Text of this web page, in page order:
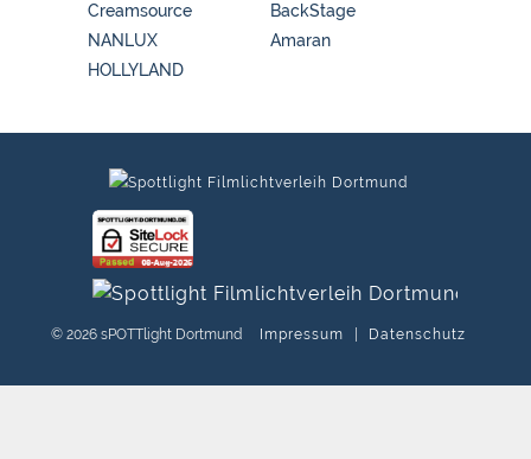
Creamsource
NANLUX
HOLLYLAND
BackStage
Amaran
© 2026 sPOTTlight Dortmund Impressum Datenschutz